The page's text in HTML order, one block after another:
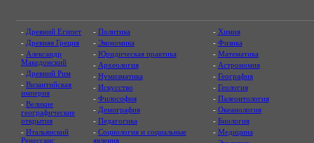
- Древний Египет
- Древняя Греция
- Александр
Македонский
- Древний Рим
- Византийская
империя
- Великие
географические
открытия
- Итальянский
Ренессанс
- Политика
- Экономика
- Юридическая практика
- Археология
- Нумизматика
- Искусство
- Философия
- Демография
- Педагогика
- Социология и социальные
явления
- Химия
- Физика
- Математика
- Астрономия
- География
- Геология
- Палеонтология
- Океанология
- Биология
- Медицина